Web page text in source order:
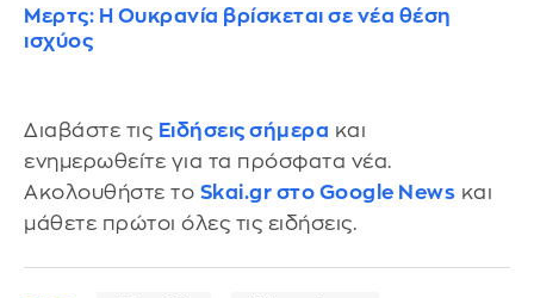
Μερτς: Η Ουκρανία βρίσκεται σε νέα θέση
ισχύος
Διαβάστε τις Ειδήσεις σήμερα και
ενημερωθείτε για τα πρόσφατα νέα.
Ακολουθήστε το Skai.gr στο Google News και
μάθετε πρώτοι όλες τις ειδήσεις.